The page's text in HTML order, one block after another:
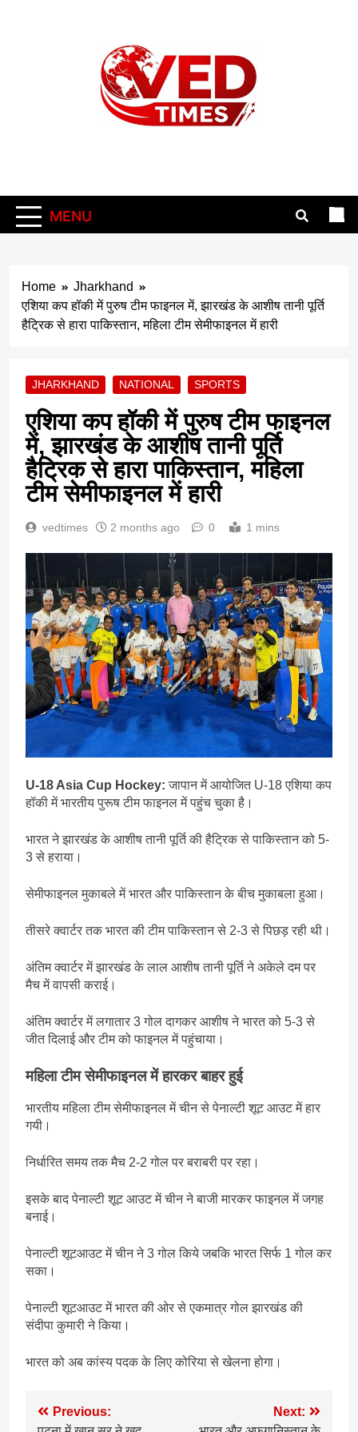
MENU
Home
Jharkhand
एशिया कप हॉकी में पुरुष टीम फाइनल में, झारखंड के आशीष तानी पूर्ति
हैट्रिक से हारा पाकिस्तान, महिला टीम सेमीफाइनल में हारी
JHARKHAND NATIONAL SPORTS
एशिया कप हॉकी में पुरुष टीम फाइनल
में, झारखंड के आशीष तानी पूर्ति
हैट्रिक से हारा पाकिस्तान, महिला
टीम सेमीफाइनल में हारी
vedtimes 2 months ago 0 1 mins
U-18 Asia Cup Hockey:जापान में आयोजित U-18 एशिया कप
हॉकी में भारतीय पुरूष टीम फाइनल में पहुंच चुका है।
भारत ने झारखंड के आशीष तानी पूर्ति की हैट्रिक से पाकिस्तान को 5-
3 से हराया।
सेमीफाइनल मुकाबले में भारत और पाकिस्तान के बीच मुकाबला हुआ।
तीसरे क्वार्टर तक भारत की टीम पाकिस्तान से 2-3 से पिछड़ रही थी।
अंतिम क्वार्टर में झारखंड के लाल आशीष तानी पूर्ति ने अकेले दम पर
मैच में वापसी कराई।
अंतिम क्वार्टर में लगातार 3 गोल दागकर आशीष ने भारत को 5-3 से
जीत दिलाई और टीम को फाइनल में पहुंचाया।
महिला टीम सेमीफाइनल में हारकर बाहर हुई
भारतीय महिला टीम सेमीफाइनल में चीन से पेनाल्टी शूट आउट में हार
गयी।
निर्धारित समय तक मैच 2-2 गोल पर बराबरी पर रहा।
इसके बाद पेनाल्टी शूट आउट में चीन ने बाजी मारकर फाइनल में जगह
बनाई।
पेनाल्टी शूटआउट में चीन ने 3 गोल किये जबकि भारत सिर्फ 1 गोल कर
सका।
पेनाल्टी शूटआउट में भारत की ओर से एकमात्र गोल झारखंड की
संदीपा कुमारी ने किया।
भारत को अब कांस्य पदक के लिए कोरिया से खेलना होगा।
Post
Previous:
Next: